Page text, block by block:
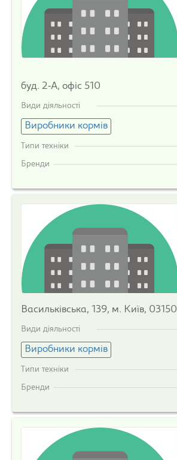
буд. 2-А, офіс 510
Види діяльності
Виробники кормів
Типи техніки
Бренди
Васильківська, 139, м. Київ, 03150
Види діяльності
Виробники кормів
Типи техніки
Бренди